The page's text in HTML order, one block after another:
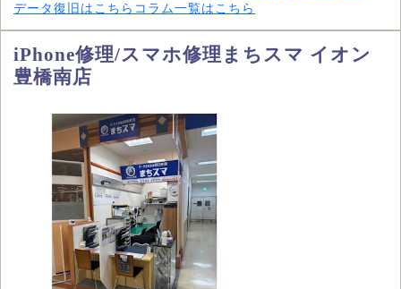
データ復旧はこちら コラム一覧はこちら
iPhone修理/スマホ修理まちスマ イオン
豊橋南店